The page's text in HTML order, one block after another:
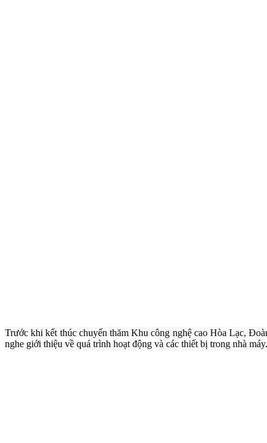
Trước khi kết thúc chuyến thăm Khu công nghệ cao Hòa Lạc,
nghe giới thiệu về quá trình hoạt động và các thiết bị trong nhà máy.